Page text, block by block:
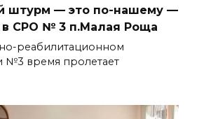
штурм — это по-нашему —
в СРО № 3 п.Малая Роща
реабилитационном
№3 время пролетает